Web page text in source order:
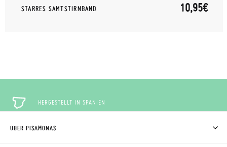
STARRES SAMTSTIRNBAND 10,95€
HERGESTELLT IN SPANIEN
ÜBER PISAMONAS